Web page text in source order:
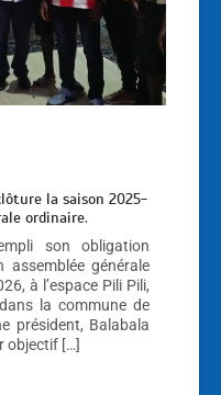
la saison 2025-
ordinaire.
son obligation
générale
à l’espace Pili Pili,
la commune de
président, Balabala
objectif […]